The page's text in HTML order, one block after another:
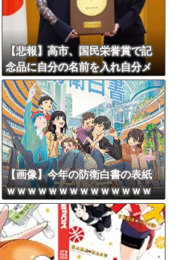
【悲報】高市、国民栄誉賞で記
念品に自分の名前を入れ自分メ
インのPV撮影して炎上中w w w
w w w w w w
【画像】今年の防衛白書の表紙
ｗｗｗｗｗｗｗｗｗｗｗｗｗｗ
ｗｗｗｗｗ